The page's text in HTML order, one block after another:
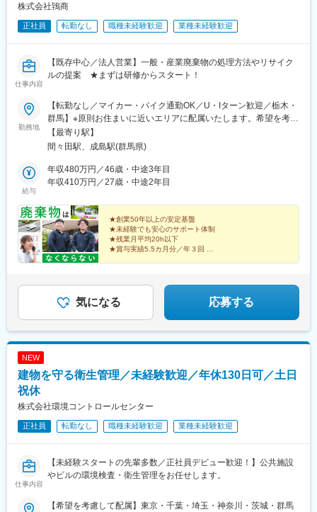
株式会社鴇商
正社員 転勤なし 職種未経験歓迎 業種未経験歓迎
仕事内容
【既存中心／法人営業】一般・産業廃棄物の処理方法やリサイク
ルの提案 ★まずは研修からスタート！
勤務地
【転勤なし／マイカー・バイク通勤OK／U・Iターン歓迎／栃木・
群馬】※原則お住まいに近いエリアに配属いたします。希望を考慮
します。■本社：群馬県館林市苗木町2548■小山営業所：栃木県小
山市大字間々田2423-6※受動喫煙対策あり◎本社の営業チームに
代2名、30代3名、50代以降4名）！※うち、女性営業は2名（20
代・30代）と、性別問わず活躍できます！◎小山営業所の営業チ
が在籍（30代1名、50代以降2名）！★配属先問わず、当社では事
務が請求・受発注業務を担当。 営業が提案に集中できるようサ
ポートしています！
【最寄り駅】
間々田駅、成島駅(群馬県)
給与
年収480万円／46歳・中途3年目
年収410万円／27歳・中途2年目
★創業50年以上の安定基盤
★未経験でも安心のサポート体制
★残業月平均20h以下
★賞与実績5.5カ月分／年３回
安定企業で新しいスタートを。
気になる 応募する
NEW
建物を守る衛生管理／未経験歓迎／年休130日可／土日
祝休
株式会社環境コントロールセンター
正社員 転勤なし 職種未経験歓迎 業種未経験歓迎
仕事内容
【未経験スタートの先輩多数／正社員デビュー歓迎！】公共施設
やビルの環境検査・衛生管理をお任せします。
【希望を考慮して配属】東京・千葉・埼玉・神奈川・茨城・群馬